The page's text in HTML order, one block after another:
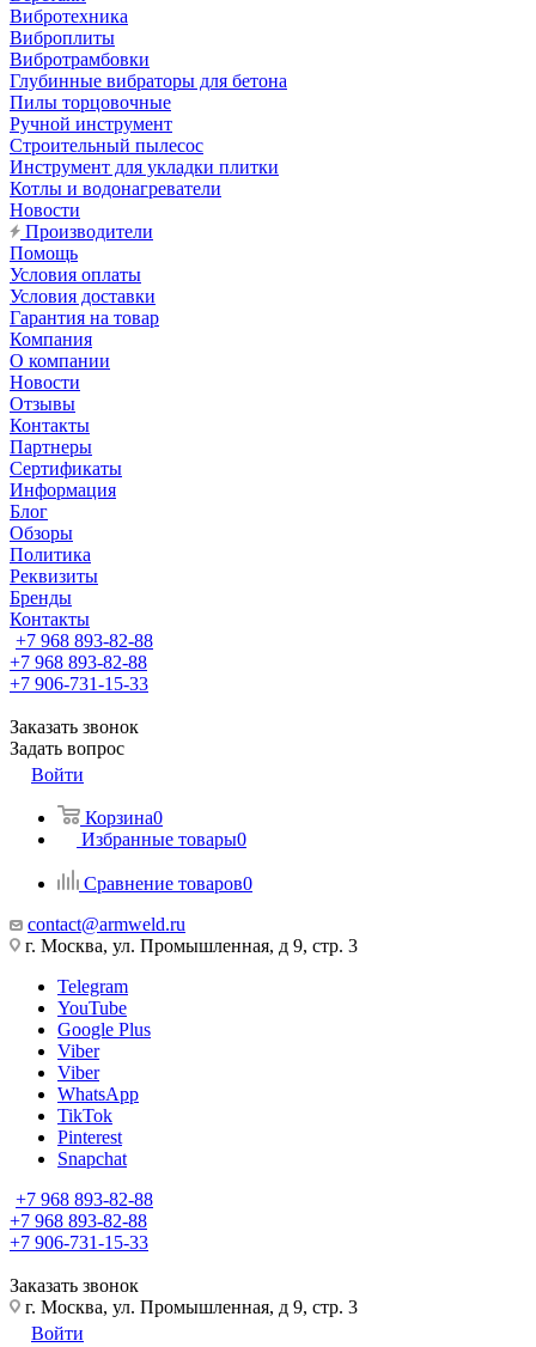
Вибротехника
Виброплиты
Вибротрамбовки
Глубинные вибраторы для бетона
Пилы торцовочные
Ручной инструмент
Строительный пылесос
Инструмент для укладки плитки
Котлы и водонагреватели
Новости
Производители
Помощь
Условия оплаты
Условия доставки
Гарантия на товар
Компания
О компании
Новости
Отзывы
Контакты
Партнеры
Сертификаты
Информация
Блог
Обзоры
Политика
Реквизиты
Бренды
Контакты
+7 968 893-82-88
+7 968 893-82-88
+7 906-731-15-33
Заказать звонок
Задать вопрос
Войти
Корзина0
Избранные товары0
Сравнение товаров0
contact@armweld.ru
г. Москва, ул. Промышленная, д 9, стр. 3
Telegram
YouTube
Google Plus
Viber
Viber
WhatsApp
TikTok
Pinterest
Snapchat
+7 968 893-82-88
+7 968 893-82-88
+7 906-731-15-33
Заказать звонок
г. Москва, ул. Промышленная, д 9, стр. 3
Войти